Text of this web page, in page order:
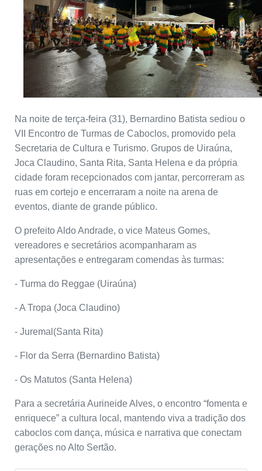
Na noite de terça-feira (31), Bernardino Batista sediou o
VII Encontro de Turmas de Caboclos, promovido pela
Secretaria de Cultura e Turismo. Grupos de Uiraúna,
Joca Claudino, Santa Rita, Santa Helena e da própria
cidade foram recepcionados com jantar, percorreram as
ruas em cortejo e encerraram a noite na arena de
eventos, diante de grande público.
O prefeito Aldo Andrade, o vice Mateus Gomes,
vereadores e secretários acompanharam as
apresentações e entregaram comendas às turmas:
- Turma do Reggae (Uiraúna)
- A Tropa (Joca Claudino)
- Juremal(Santa Rita)
- Flor da Serra (Bernardino Batista)
- Os Matutos (Santa Helena)
Para a secretária Aurineide Alves, o encontro “fomenta e
enriquece” a cultura local, mantendo viva a tradição dos
caboclos com dança, música e narrativa que conectam
gerações no Alto Sertão.